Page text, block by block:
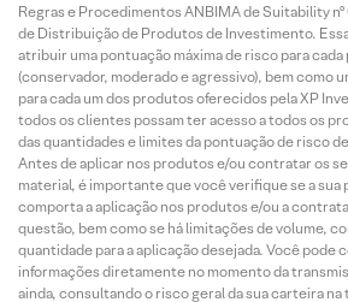
Regras e Procedimentos ANBIMA de Suitability
de Distribuição de Produtos de Investimento.
atribuir uma pontuação máxima de risco para
(conservador, moderado e agressivo), bem como
para cada um dos produtos oferecidos pela XP
todos os clientes possam ter acesso a todos os
das quantidades e limites da pontuação de risco
Antes de aplicar nos produtos e/ou contratar os
material, é importante que você verifique se a
comporta a aplicação nos produtos e/ou a
questão, bem como se há limitações de volume,
quantidade para a aplicação desejada. Você pode
informações diretamente no momento da
ainda, consultando o risco geral da sua carteira